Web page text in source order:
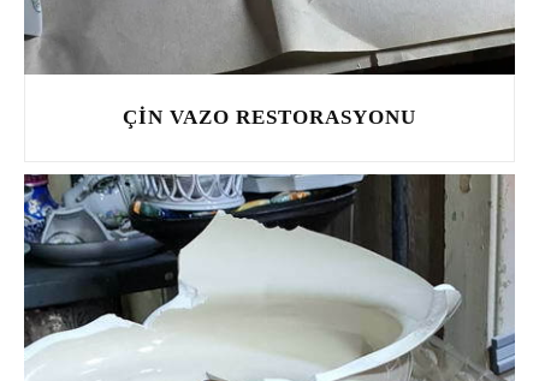
ÇIN VAZO RESTORASYONU